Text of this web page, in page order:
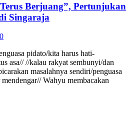
Berjuang”, Pertunjukan
Singaraja
0
pidato/kita harus hati-
asa// //kalau rakyat sembunyi/dan
masalahnya sendiri/penguasa
Wahyu membacakan